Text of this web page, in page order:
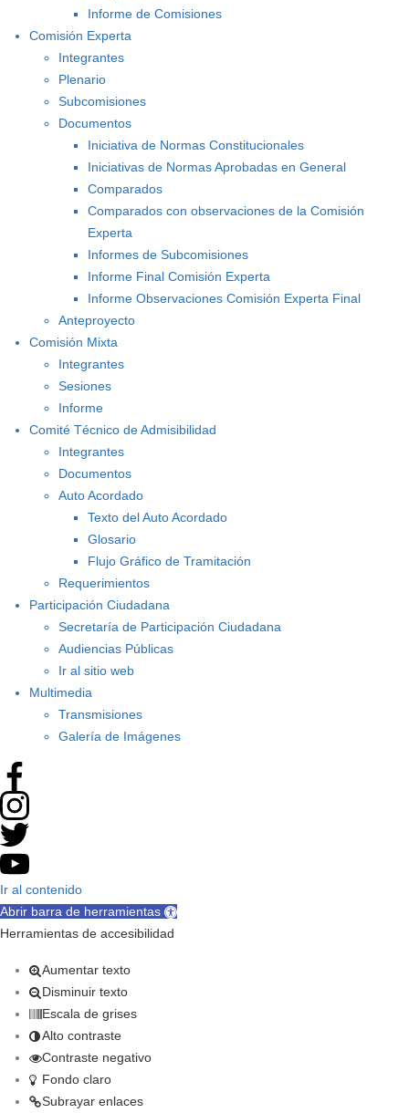
Informe de Comisiones
Comisión Experta
Integrantes
Plenario
Subcomisiones
Documentos
Iniciativa de Normas Constitucionales
Iniciativas de Normas Aprobadas en General
Comparados
Comparados con observaciones de la Comisión
Experta
Informes de Subcomisiones
Informe Final Comisión Experta
Informe Observaciones Comisión Experta Final
Anteproyecto
Comisión Mixta
Integrantes
Sesiones
Informe
Comité Técnico de Admisibilidad
Integrantes
Documentos
Auto Acordado
Texto del Auto Acordado
Glosario
Flujo Gráfico de Tramitación
Requerimientos
Participación Ciudadana
Secretaría de Participación Ciudadana
Audiencias Públicas
Ir al sitio web
Multimedia
Transmisiones
Galería de Imágenes
Ir al contenido
Abrir barra de herramientas
Herramientas de accesibilidad
Aumentar texto
Disminuir texto
Escala de grises
Alto contraste
Contraste negativo
Fondo claro
Subrayar enlaces